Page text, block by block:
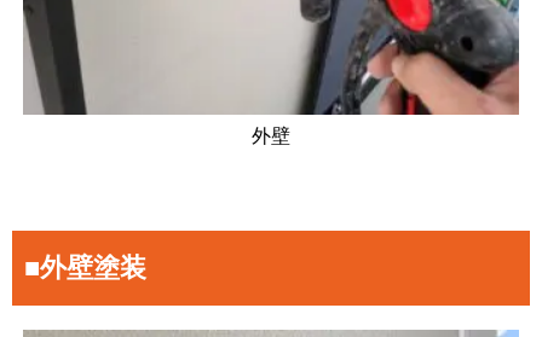
外壁
■外壁塗装